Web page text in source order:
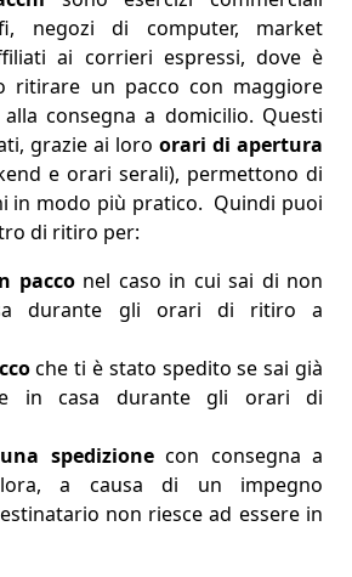
negozi di computer, market
ai corrieri espressi, dove è
ritirare un pacco con maggiore
consegna a domicilio. Questi
grazie ai loro orari di apertura
e orari serali), permettono di
in modo più pratico. Quindi puoi
di ritiro per:
pacconel caso in cui sai di non
durante gli orari di ritiro a
che ti è stato spedito se sai già
in casa durante gli orari di
spedizionecon consegna a
a causa di un impegno
non riesce ad essere in